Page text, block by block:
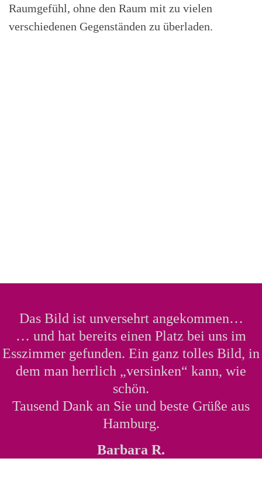
Raumgefühl, ohne den Raum mit zu vielen
verschiedenen Gegenständen zu überladen.
Das Bild ist unversehrt angekommen…
… und hat bereits einen Platz bei uns im
Esszimmer gefunden. Ein ganz tolles Bild, in
dem man herrlich „versinken“ kann, wie
schön.
Tausend Dank an Sie und beste Grüße aus
Hamburg.
Barbara R.